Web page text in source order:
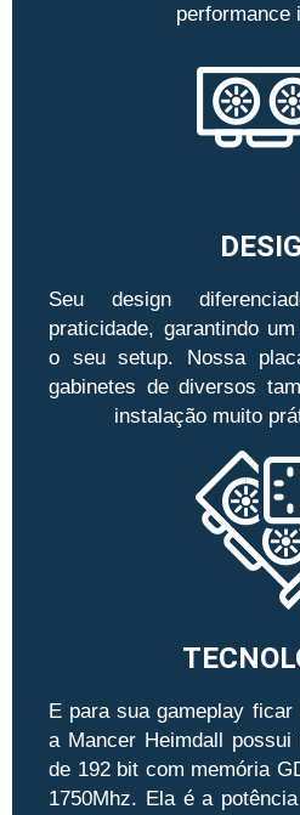
performance
Seu design
praticidade, garantindo
o seu setup. Nossa
gabinetes de diversos
instalação muito
E para sua gameplay
a Mancer Heimdall possui
de 192 bit com memória
1750Mhz. Ela é a